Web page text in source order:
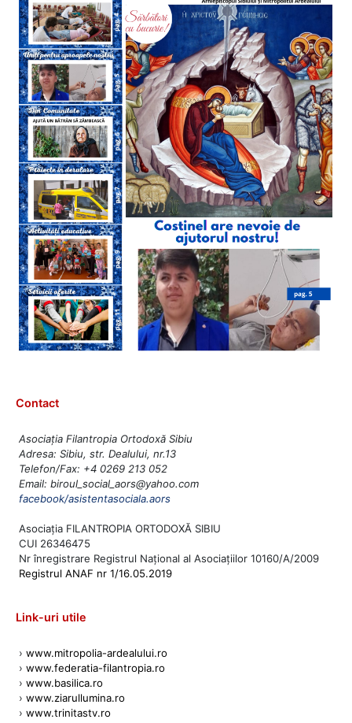
Contact
Asociația Filantropia Ortodoxă Sibiu
Adresa: Sibiu, str. Dealului, nr.13
Telefon/Fax: +4 0269 213 052
Email: biroul_social_aors@yahoo.com
facebook/asistentasociala.aors
Asociația FILANTROPIA ORTODOXĂ SIBIU
CUI 26346475
Nr înregistrare Registrul Național al Asociațiilor 10160/A/2009
Registrul ANAF nr 1/16.05.2019
Link-uri utile
› www.mitropolia-ardealului.ro
› www.federatia-filantropia.ro
› www.basilica.ro
› www.ziarullumina.ro
› www.trinitastv.ro